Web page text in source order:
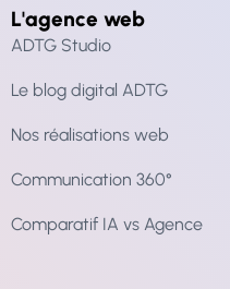
L'agence web
ADTG Studio
Le blog digital ADTG
Nos réalisations web
Communication 360°
Comparatif IA vs Agence